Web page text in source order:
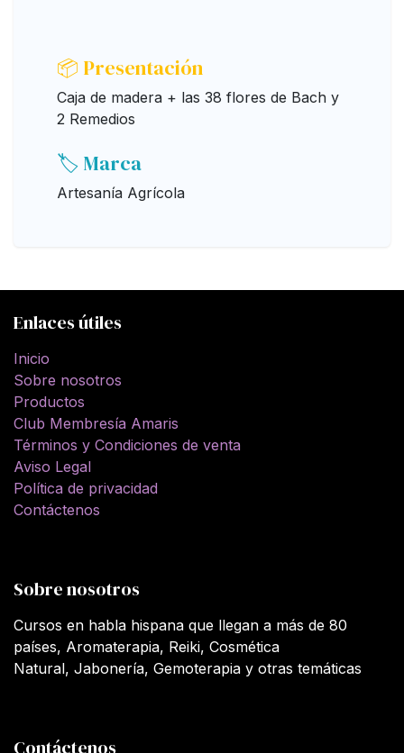
📦 Presentación
Caja de madera + las 38 flores de Bach y
2 Remedios
🏷️ Marca
Artesanía Agrícola
Enlaces útiles
Inicio
Sobre nosotros
Productos
Club Membresía Amaris
Términos y Condiciones de venta
Aviso Legal
Política de privacidad
Contáctenos
Sobre nosotros
Cursos en habla hispana que llegan a más de 80
países, Aromaterapia, Reiki, Cosmética
Natural, Jabonería, Gemoterapia y otras temáticas
Contáctenos